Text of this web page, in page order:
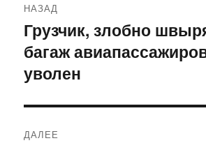
по
записям
НАЗАД
Предыдущая
запись:
Грузчик, злобно
багаж
уволен
ДАЛЕЕ